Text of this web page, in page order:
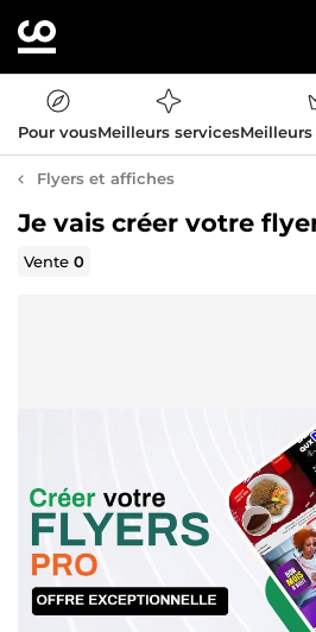
Pour vousMeilleurs services
Flyers et affiches
Je vais créer votre
Vente0